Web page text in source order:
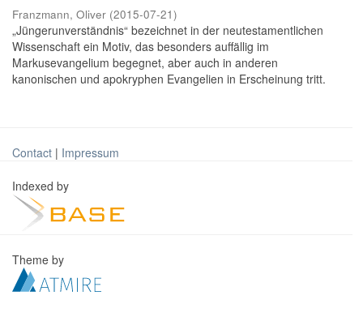
Franzmann, Oliver (2015-07-21)
„Jüngerunverständnis“ bezeichnet in der neutestamentlichen
Wissenschaft ein Motiv, das besonders auffällig im
Markusevangelium begegnet, aber auch in anderen
kanonischen und apokryphen Evangelien in Erscheinung tritt.
Contact | Impressum
Indexed by
Theme by